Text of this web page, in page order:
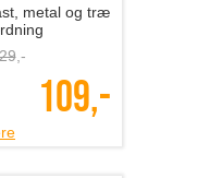
metal og træ
,-
109,-